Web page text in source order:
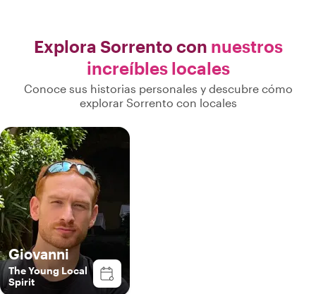
Explora Sorrento con nuestros
increíbles locales
Conoce sus historias personales y descubre cómo
explorar Sorrento con locales
Giovanni
The Young Local
Spirit